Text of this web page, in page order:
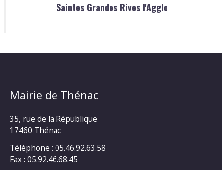
Saintes Grandes Rives l'Agglo
Mairie de Thénac
35, rue de la République
17460 Thénac
Téléphone : 05.46.92.63.58
Fax : 05.92.46.68.45